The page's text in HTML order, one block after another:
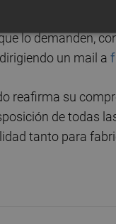
a partir de la
lo demanden,
un mail a
reafirma su
de todas
tanto para